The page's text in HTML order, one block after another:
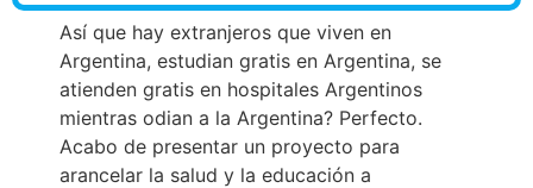
Así que hay extranjeros que viven en
Argentina, estudian gratis en Argentina, se
atienden gratis en hospitales Argentinos
mientras odian a la Argentina? Perfecto.
Acabo de presentar un proyecto para
arancelar la salud y la educación a